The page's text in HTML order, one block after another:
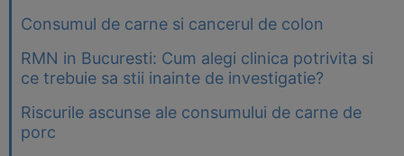
Consumul de carne si cancerul de colon
RMN in Bucuresti: Cum alegi clinica potrivita si
ce trebuie sa stii inainte de investigatie?
Riscurile ascunse ale consumului de carne de
porc